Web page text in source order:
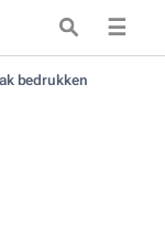
☰
bedrukken